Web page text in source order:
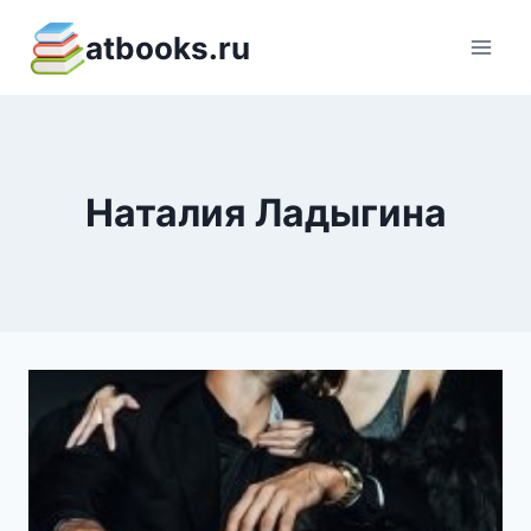
содержимому
atbooks.ru
Наталия Ладыгина